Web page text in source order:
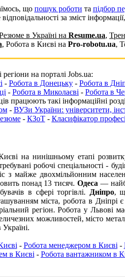
що пошук роботи та підбор
за зміст
в Україні на Resume.ua,
, Робота в Києві на Pro-robotu.ua,
на порталі Jobs.ua:
- Робота в Донецьку - Робота в
- Робота в Миколаєві - Робота в
працюють такі інформаційні
- ВУЗи України: університети,
- КЗоТ- Класифікатор
на нинішньому етапі
робочі спеціальності -
з майже двохмільйонним
понад 13 тисяч.Одеса —
в сфері торгівлі. Дніпро,
міста,робота в Дніпрі
регіон.Робота у Львові
можливостей, місто
- Робота менеджером в Києві -
в Києві - Робота вантажником в